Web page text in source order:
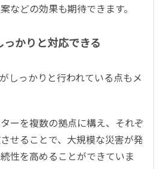
などの効果も期待できます。
っかりと対応できる
しっかりと行われている点もメ
ーを複数の拠点に構え、それぞ
せることで、大規模な災害が発
性を高めることができていま